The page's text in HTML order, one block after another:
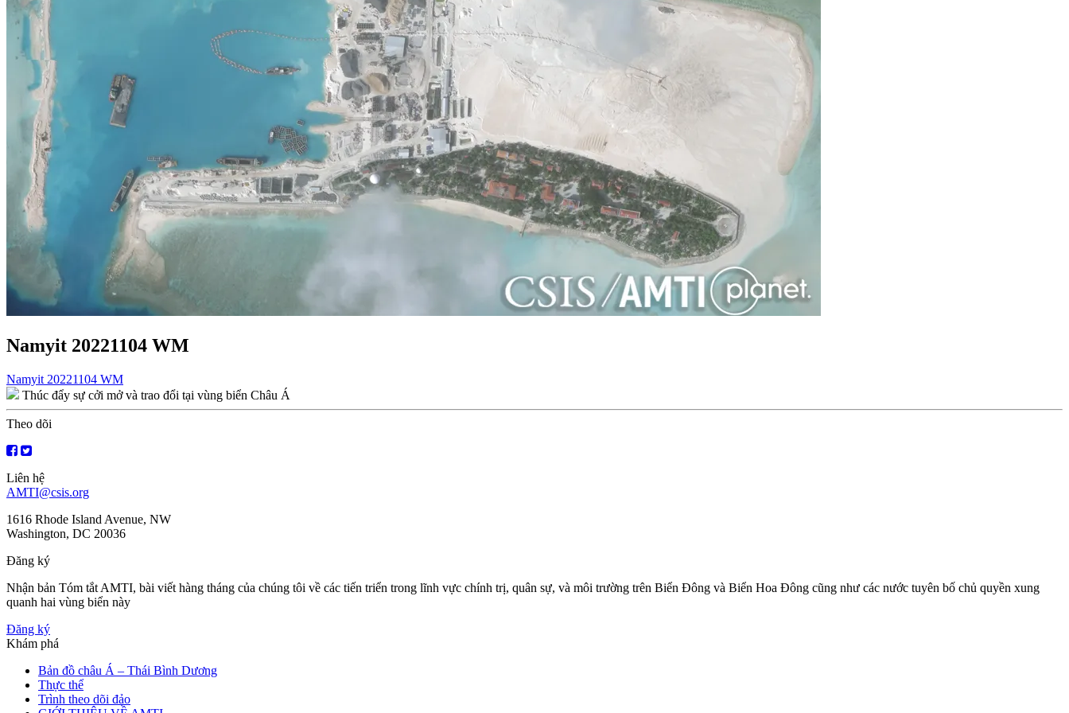
Namyit 20221104 WM
Điều
hướng
bài
viết
Namyit 20221104 WM
Thúc đẩy sự cởi mở và trao đổi tại vùng biển Châu Á
Theo dõi
Liên hệ
AMTI@csis.org
1616 Rhode Island Avenue, NW
Washington, DC 20036
Đăng ký
Nhận bản Tóm tắt AMTI, bài viết hàng tháng của chúng tôi về các tiến triển trong lĩnh vực chính trị, quân sự, và môi trường trên Biển Đông và Biển Hoa Đông cũng như các nước tuyên bố chủ quyền xung
quanh hai vùng biển này
Đăng ký
Khám phá
Bản đồ châu Á – Thái Bình Dương
Thực thể
Trình theo dõi đảo